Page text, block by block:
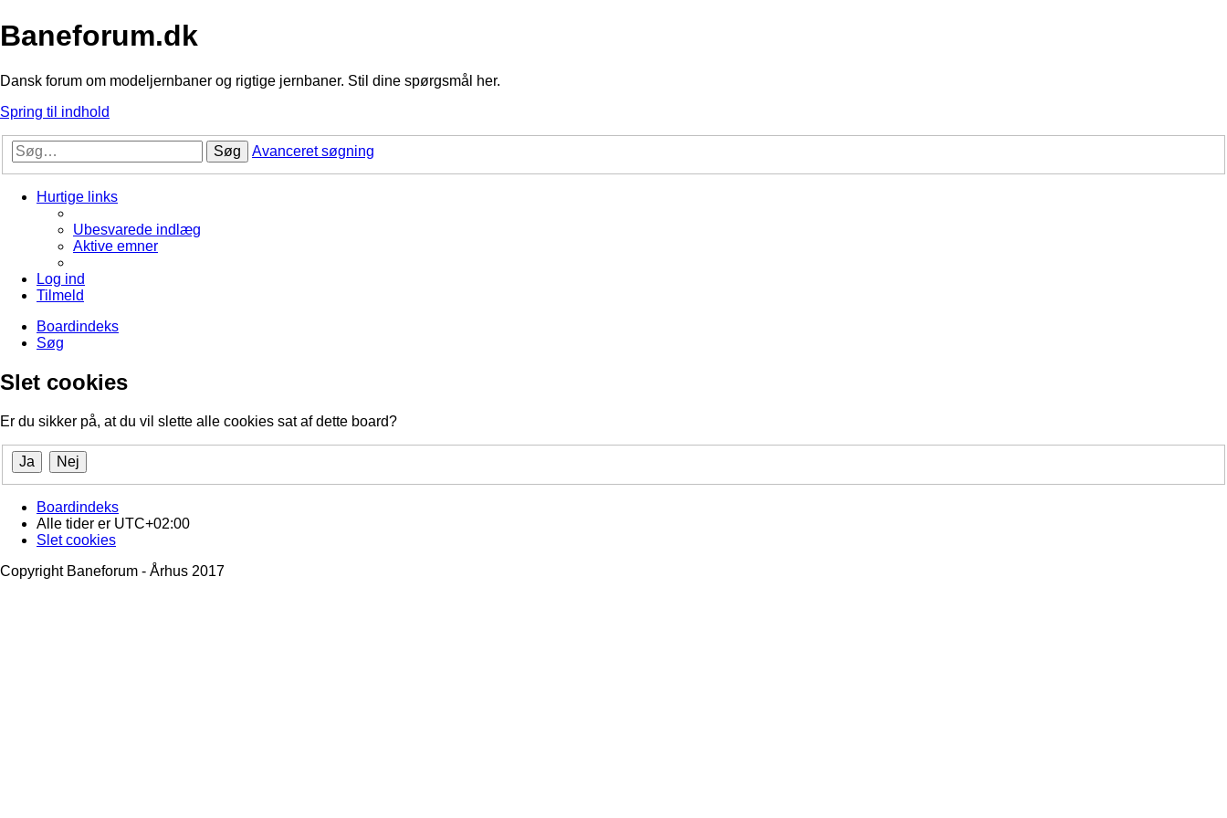
Baneforum.dk
Dansk forum om modeljernbaner og rigtige jernbaner. Stil dine spørgsmål her.
Spring til indhold
Søg Avanceret søgning
Hurtige links
Ubesvarede indlæg
Aktive emner
Log ind
Tilmeld
Boardindeks
Søg
Slet cookies
Er du sikker på, at du vil slette alle cookies sat af dette board?
Boardindeks
Alle tider er UTC+02:00
Slet cookies
Copyright Baneforum - Århus 2017